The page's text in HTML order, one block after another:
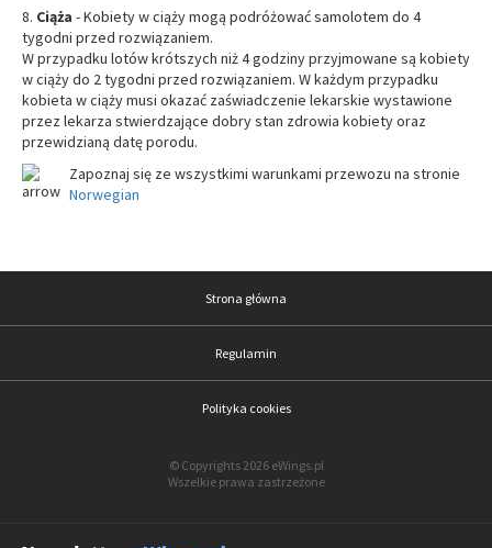
Ciąża - Kobiety w ciąży mogą podróżować samolotem do 4
tygodni przed rozwiązaniem.
W przypadku lotów krótszych niż 4 godziny przyjmowane są kobiety
w ciąży do 2 tygodni przed rozwiązaniem. W każdym przypadku
kobieta w ciąży musi okazać zaświadczenie lekarskie wystawione
przez lekarza stwierdzające dobry stan zdrowia kobiety oraz
przewidzianą datę porodu.
Zapoznaj się ze wszystkimi warunkami przewozu na stronie
Norwegian
Strona główna
Regulamin
Polityka cookies
© Copyrights 2026 eWings.pl
Wszelkie prawa zastrzeżone